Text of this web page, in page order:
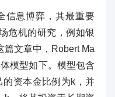
信息博弈，其最重要
危机的研究，例如银
篇文章中，Robert Ma
模型如下。模型包含
的资本金比例为k，并